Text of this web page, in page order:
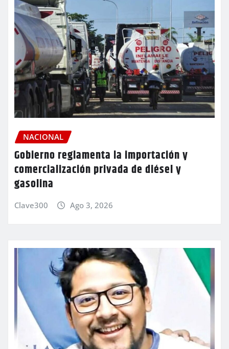
NACIONAL
Gobierno reglamenta la importación y
comercialización privada de diésel y
gasolina
Clave300 Ago 3, 2026